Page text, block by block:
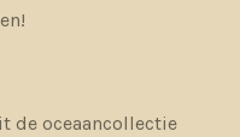
de oceaancollectie